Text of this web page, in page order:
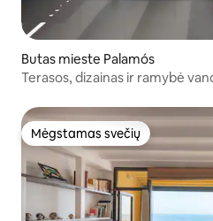
Butas mieste Palamós
Terasos, dizainas ir ramybė
Mėgstamas svečių
Mėgstamas svečių